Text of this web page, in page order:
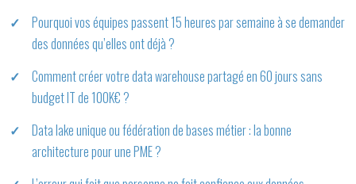
Pourquoi vos équipes passent 15 heures par semaine à se demander
des données qu’elles ont déjà ?
Comment créer votre data warehouse partagé en 60 jours sans
budget IT de 100K€ ?
Data lake unique ou fédération de bases métier : la bonne
architecture pour une PME ?